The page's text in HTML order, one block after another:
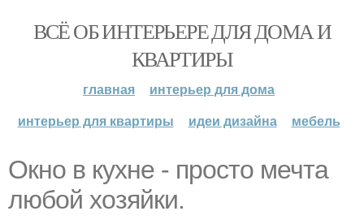
ВСЁ ОБ ИНТЕРЬЕРЕ ДЛЯ ДОМА И
КВАРТИРЫ
главная
интерьер для дома
интерьер для квартиры
идеи дизайна мебель
Окно в кухне - просто мечта
любой хозяйки.